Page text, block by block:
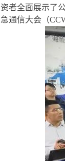
资者全面展示了
急通信大会（